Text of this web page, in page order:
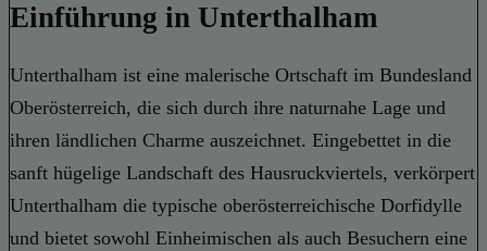
Einführung in Unterthalham
Unterthalham ist eine malerische Ortschaft im Bundesland
Oberösterreich, die sich durch ihre naturnahe Lage und
ihren ländlichen Charme auszeichnet. Eingebettet in die
sanft hügelige Landschaft des Hausruckviertels, verkörpert
Unterthalham die typische oberösterreichische Dorfidylle
und bietet sowohl Einheimischen als auch Besuchern eine